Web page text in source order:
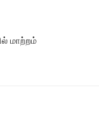
மாற்றம்